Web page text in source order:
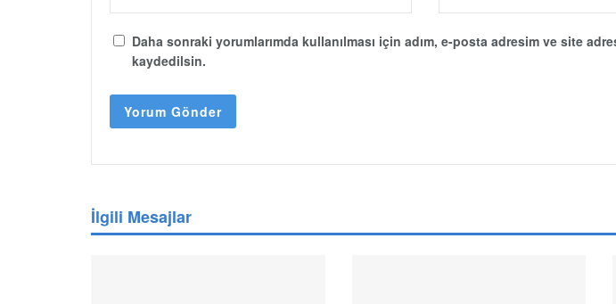
Daha sonraki yorumlarımda kullanılması için adım, e-posta adresim ve site
kaydedilsin.
İlgili Mesajlar